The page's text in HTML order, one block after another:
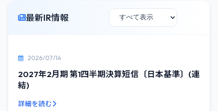
最新IR情報
2026/07/14
2027年2月期 第1四半期決算短信〔日本基準〕(連
結)
詳細を読む